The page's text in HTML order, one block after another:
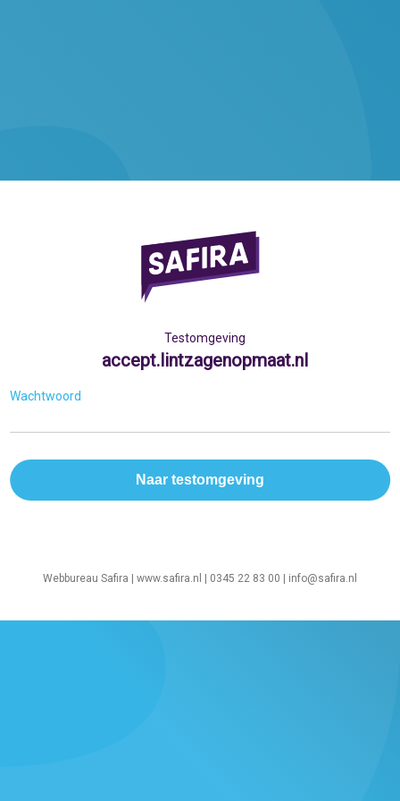
Testomgeving
accept.lintzagenopmaat.nl
Wachtwoord
Webbureau Safira | www.safira.nl | 0345 22 83 00 | info@safira.nl